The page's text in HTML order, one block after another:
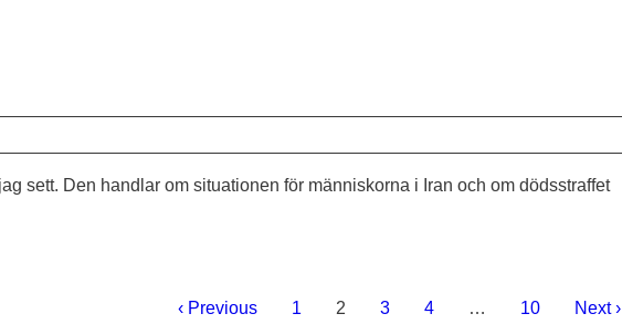
sett. Den handlar om situationen för människorna i Iran och om dödsstraffet
‹ Previous 1 2 3 4 … 10 Next ›